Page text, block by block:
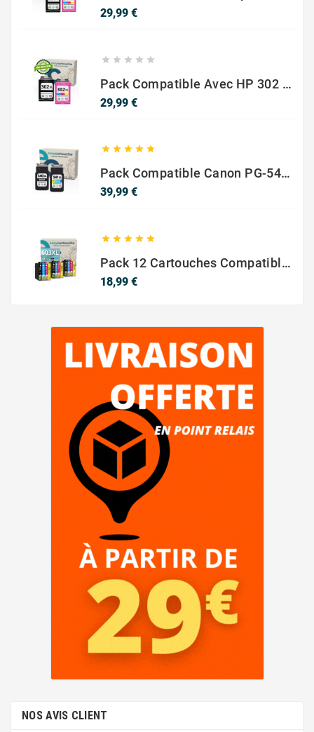
29,99 €Prix
    
Pack Compatible Avec HP 302 XL Noir Et Couleur - SANS NIVEAU ENCRE
29,99 €Prix
    
Pack Compatible Canon PG-540 XL / CL-541 XL – Noir & Couleur – Haute Capacité
39,99 €Prix
    
Pack 12 Cartouches Compatible EPSON 603XL
18,99 €Prix
NOS AVIS CLIENT